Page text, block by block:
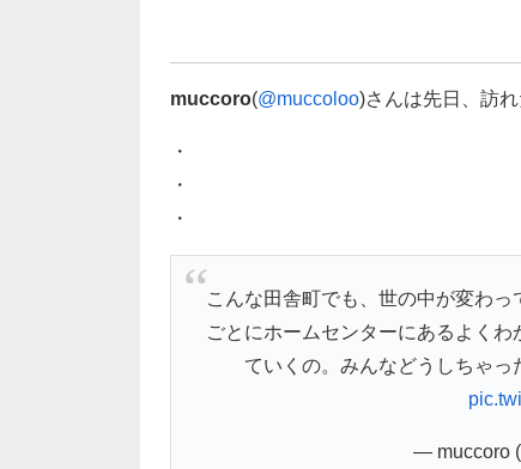
muccoro(@muccoloo)さんは先日、訪
・
・
・
こんな田舎町でも、世の中が変わ
ごとにホームセンターにあるよく
ていくの。みんなどうしちゃ
— muccoro